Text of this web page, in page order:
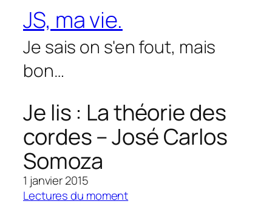
contenu
JS, ma vie.
Je sais on s'en fout, mais
bon…
Je lis : La théorie des
cordes – José Carlos
Somoza
1 janvier 2015
Lectures du moment